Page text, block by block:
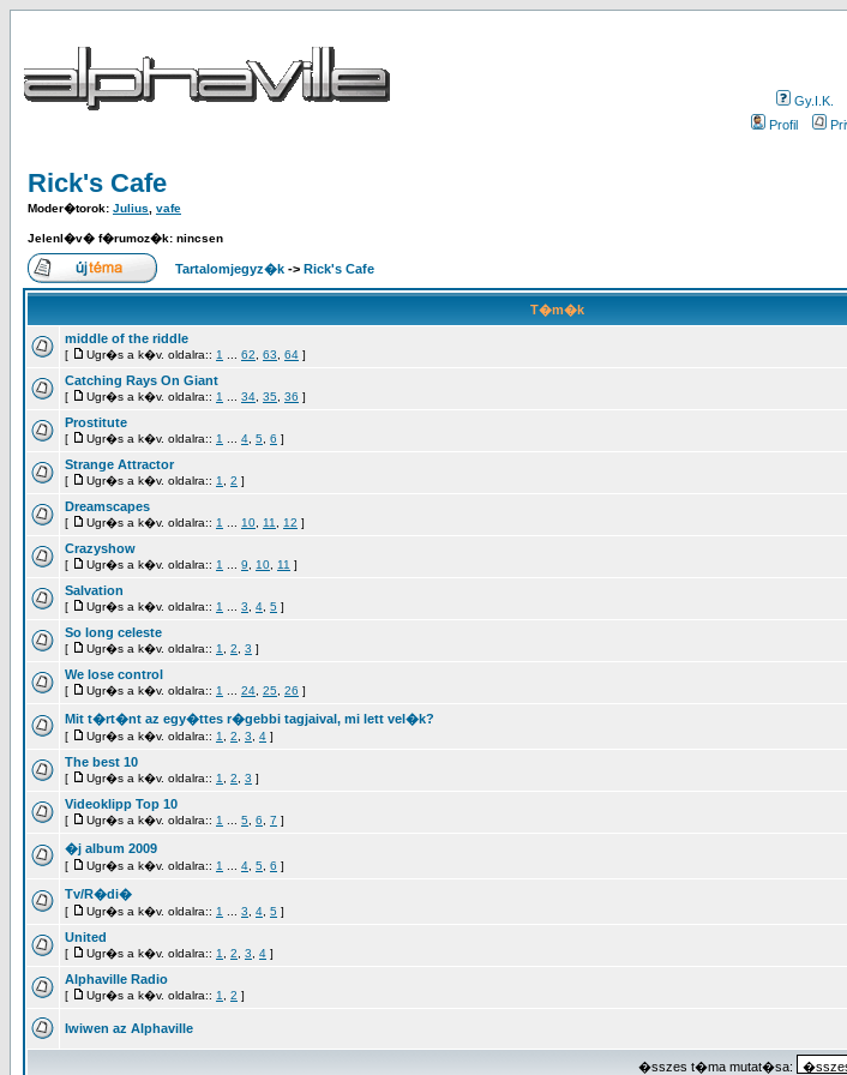
Gy.I.K.
Profil
Rick's Cafe
Moder�torok: Julius vafe
Jelenl�v� f�rumoz�k: nincsen
Tartalomjegyz�k -> Rick's Cafe
T�m�k
middle of the riddle
[ Ugr�s a k�v. oldalra:: 1 62 63 64 ]
Catching Rays On Giant
[ Ugr�s a k�v. oldalra:: 1 34 35 36 ]
Prostitute
[ Ugr�s a k�v. oldalra:: 1 4 5 6 ]
Strange Attractor
[ Ugr�s a k�v. oldalra:: 1 2 ]
Dreamscapes
[ Ugr�s a k�v. oldalra:: 1 10 11 12 ]
Crazyshow
[ Ugr�s a k�v. oldalra:: 1 9 10 11 ]
Salvation
[ Ugr�s a k�v. oldalra:: 1 3 4 5 ]
So long celeste
[ Ugr�s a k�v. oldalra:: 1 2 3 ]
We lose control
[ Ugr�s a k�v. oldalra:: 1 24 25 26 ]
Mit t�rt�nt az egy�ttes r�gebbi tagjaival, mi lett vel�k?
[ Ugr�s a k�v. oldalra:: 1 2 3 4 ]
The best 10
[ Ugr�s a k�v. oldalra:: 1 2 3 ]
Videoklipp Top 10
[ Ugr�s a k�v. oldalra:: 1 5 6 7 ]
�j album 2009
[ Ugr�s a k�v. oldalra:: 1 4 5 6 ]
Tv/R�di�
[ Ugr�s a k�v. oldalra:: 1 3 4 5 ]
United
[ Ugr�s a k�v. oldalra:: 1 2 3 4 ]
Alphaville Radio
[ Ugr�s a k�v. oldalra:: 1 2 ]
Iwiwen az Alphaville
�sszes t�ma mutat�sa: